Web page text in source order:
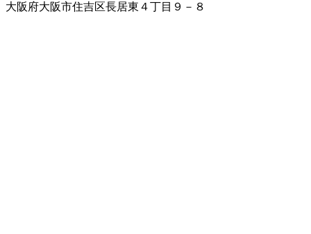
大阪府大阪市住吉区長居東４丁目９－８